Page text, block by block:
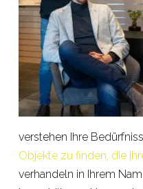
verstehen Ihre
Objekte zu finden, die
verhandeln in Ihrem